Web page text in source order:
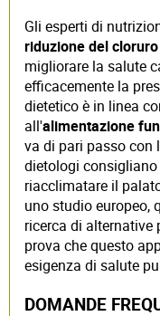
Gli esperti di
riduzione del
migliorare la salute
efficacemente la
dietetico è in linea
all'alimentazione
va di pari passo con
dietologi
riacclimatare il
uno studio europeo,
ricerca di
prova che questo
esigenza di salute
DOMANDE